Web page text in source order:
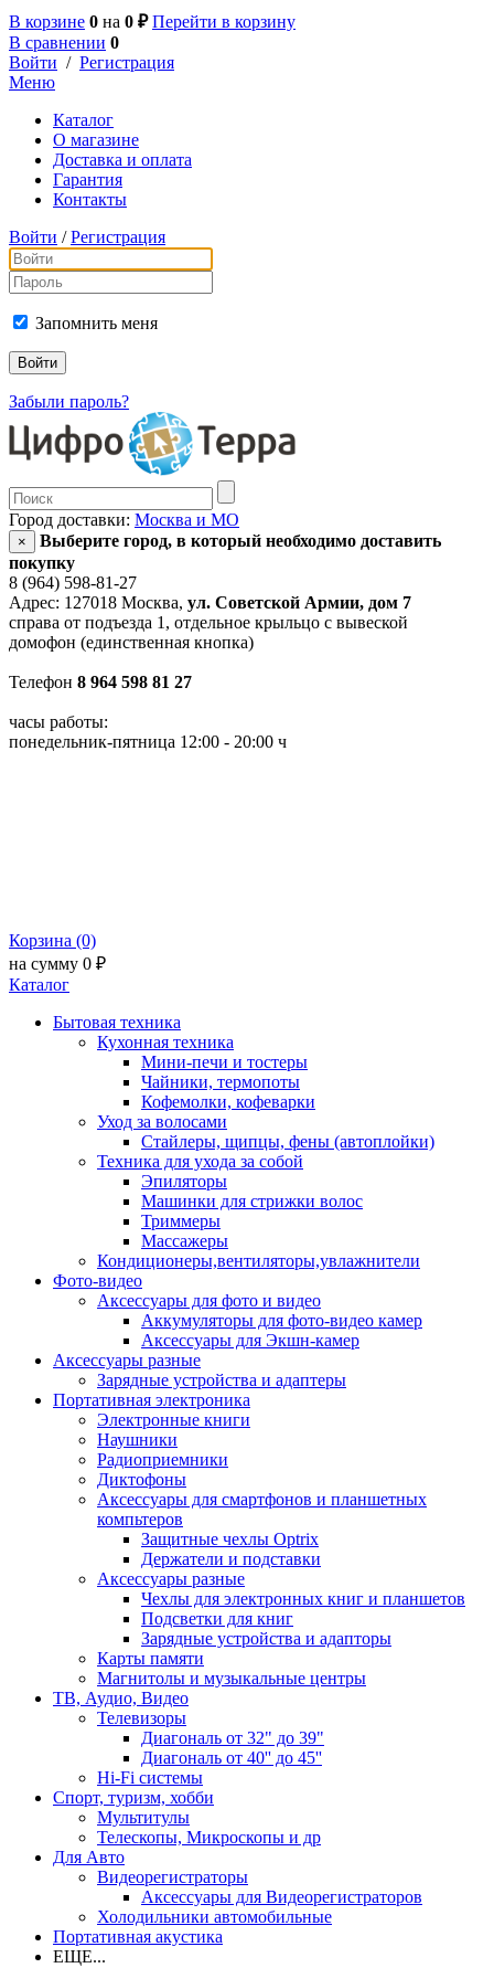
В корзине 0 на 0 ₽ Перейти в корзину
В сравнении 0
Войти / Регистрация
Меню
Каталог
О магазине
Доставка и оплата
Гарантия
Контакты
Войти / Регистрация
Запомнить меня
Забыли пароль?
Город доставки: Москва и МО
×
Выберите город, в который необходимо доставить
покупку
8 (964) 598-81-27
Адрес: 127018 Москва, ул. Советской Армии, дом 7
справа от подъезда 1, отдельное крыльцо с вывеской
домофон (единственная кнопка)
Телефон 8 964 598 81 27
часы работы:
понедельник-пятница 12:00 - 20:00 ч
Корзина (0)
на сумму 0 ₽
Каталог
Бытовая техника
Кухонная техника
Мини-печи и тостеры
Чайники, термопоты
Кофемолки, кофеварки
Уход за волосами
Стайлеры, щипцы, фены (автоплойки)
Техника для ухода за собой
Эпиляторы
Машинки для стрижки волос
Триммеры
Массажеры
Кондиционеры,вентиляторы,увлажнители
Фото-видео
Аксессуары для фото и видео
Аккумуляторы для фото-видео камер
Аксессуары для Экшн-камер
Аксессуары разные
Зарядные устройства и адаптеры
Портативная электроника
Электронные книги
Наушники
Радиоприемники
Диктофоны
Аксессуары для смартфонов и планшетных
компьтеров
Защитные чехлы Optrix
Держатели и подставки
Аксессуары разные
Чехлы для электронных книг и планшетов
Подсветки для книг
Зарядные устройства и адапторы
Карты памяти
Магнитолы и музыкальные центры
ТВ, Аудио, Видео
Телевизоры
Диагональ от 32" до 39"
Диагональ от 40'' до 45''
Hi-Fi системы
Спорт, туризм, хобби
Мультитулы
Телескопы, Микроскопы и др
Для Авто
Видеорегистраторы
Аксессуары для Видеорегистраторов
Холодильники автомобильные
Портативная акустика
ЕЩЕ...